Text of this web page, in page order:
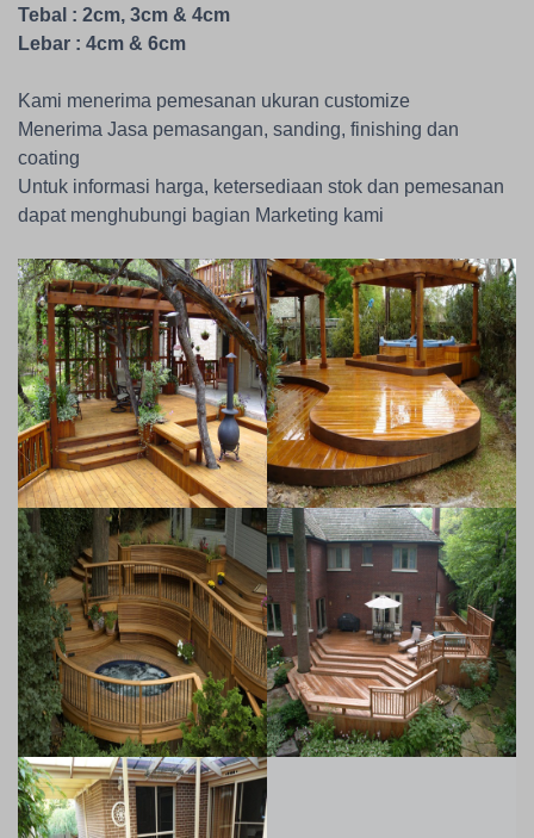
Tebal : 2cm, 3cm & 4cm
Lebar : 4cm & 6cm
Kami menerima pemesanan ukuran customize
Menerima Jasa pemasangan, sanding, finishing dan
coating
Untuk informasi harga, ketersediaan stok dan pemesanan
dapat menghubungi bagian Marketing kami